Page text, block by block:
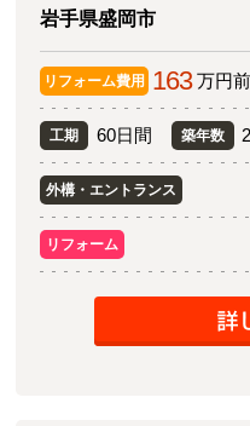
岩手県盛岡市
リフォーム費用 163 万円
工期 60日間 築年数
外構・エントランス
リフォーム